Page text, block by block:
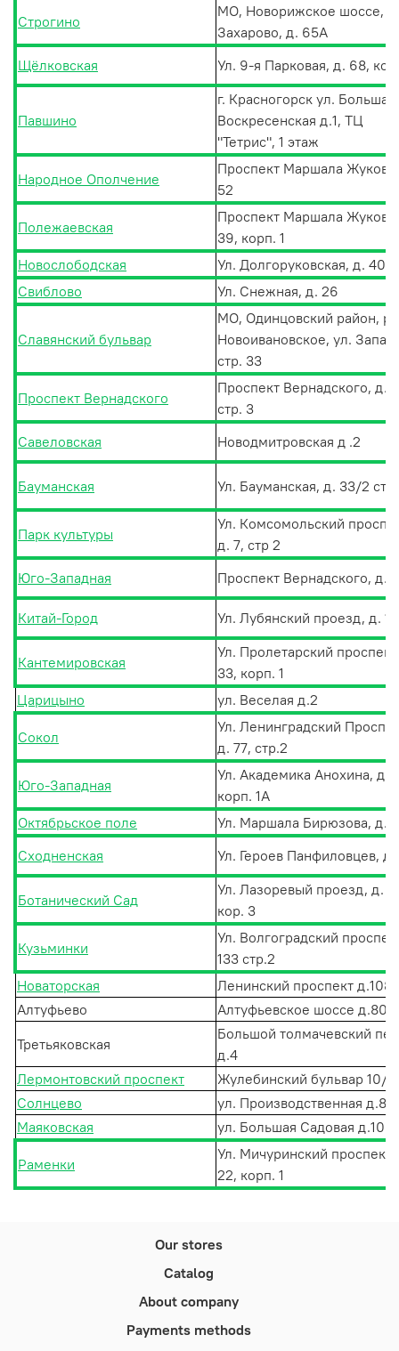
Строгино
МО, Новорижское шоссе,
Захарово, д. 65А
Щёлковская
Ул. 9-я Парковая, д. 68,
Павшино
г. Красногорск ул. Большая
Воскресенская д.1, ТЦ
"Тетрис", 1 этаж
Народное Ополчение
Проспект Маршала
52
Полежаевская
Проспект Маршала
39, корп. 1
Новослободская
Ул. Долгоруковская, д. 40
Свиблово
Ул. Снежная, д. 26
Славянский бульвар
МО, Одинцовский район,
Новоивановское, ул.
стр. 33
Проспект Вернадского
Проспект Вернадского,
стр. 3
Савеловская
Новодмитровская д .2
Бауманская Ул. Бауманская, д. 33/2
Парк культуры
Ул. Комсомольский
д. 7, стр 2
Юго-Западная
Проспект Вернадского, д.
Китай-Город Ул. Лубянский проезд, д.
Кантемировская
Ул. Пролетарский
33, корп. 1
Царицыно
ул. Веселая д.2
Сокол
Ул. Ленинградский
д. 77, стр.2
Юго-Западная
Ул. Академика Анохина, д.
корп. 1А
Октябрьское поле
Ул. Маршала Бирюзова,
Сходненская
Ул. Героев Панфиловцев, д.
Ботанический Сад
Ул. Лазоревый проезд, д.
кор. 3
Кузьминки
Ул. Волгоградский
133 стр.2
Новаторская
Ленинский проспект
Алтуфьево
Алтуфьевское шоссе д.80
Третьяковская
Большой толмачевский
д.4
Лермонтовский проспект
Жулебинский бульвар 10/6
Солнцево
ул. Производственная д.8
Маяковская
ул. Большая Садовая д.10
Раменки
Ул. Мичуринский проспект,
22, корп. 1
Our stores
Catalog
About company
Payments methods